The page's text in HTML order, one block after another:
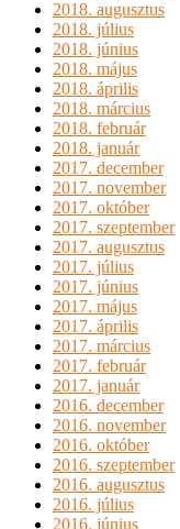
2018. augusztus
2018. július
2018. június
2018. május
2018. április
2018. március
2018. február
2018. január
2017. december
2017. november
2017. október
2017. szeptember
2017. augusztus
2017. július
2017. június
2017. május
2017. április
2017. március
2017. február
2017. január
2016. december
2016. november
2016. október
2016. szeptember
2016. augusztus
2016. július
2016. június